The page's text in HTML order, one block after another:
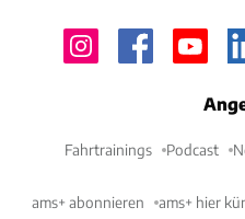
Fahrtrainings Podcast
ams+ abonnieren ams+ hier